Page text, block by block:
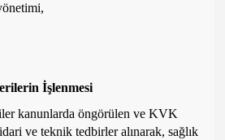
İşlenmesi
kanunlarda öngörülen ve KVK
ve teknik tedbirler alınarak, sağlık